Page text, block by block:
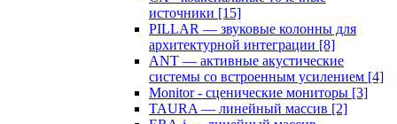
источники [15]
PILLAR — звуковые колонны для
архитектурной интеграции [8]
ANT — активные акустические
системы со встроенным усилением [4]
Monitor - сценические мониторы [3]
TAURA — линейный массив [2]